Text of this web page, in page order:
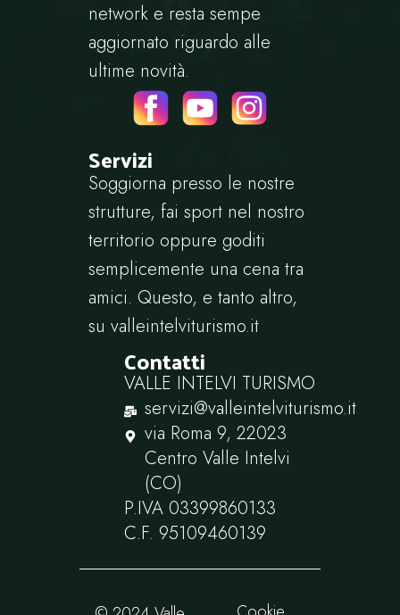
network e resta sempe
aggiornato riguardo alle
ultime novità.
Servizi
Soggiorna presso le nostre
strutture, fai sport nel nostro
territorio oppure goditi
semplicemente una cena tra
amici. Questo, e tanto altro,
su valleintelviturismo.it
Contatti
VALLE INTELVI TURISMO
servizi@valleintelviturismo.it
via Roma 9, 22023
Centro Valle Intelvi
(CO)
P.IVA ‭03399860133‬
C.F. ‭95109460139